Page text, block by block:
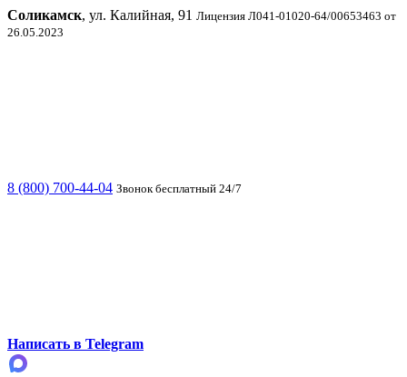
Соликамск, ул. Калийная, 91 Лицензия Л041-01020-64/00653463 от
26.05.2023
8 (800) 700-44-04 Звонок бесплатный 24/7
Написать в Telegram